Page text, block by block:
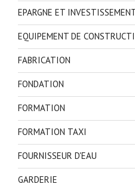
EPARGNE ET
EQUIPEMENT DE
FABRICATION
FONDATION
FORMATION
FORMATION TAXI
FOURNISSEUR D'EAU
GARDERIE